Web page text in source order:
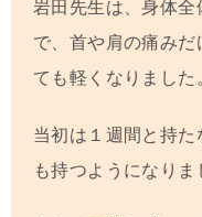
岩田先生は、身体
で、首や肩の痛み
ても軽くなりました
当初は１週間と持た
も持つようになりま